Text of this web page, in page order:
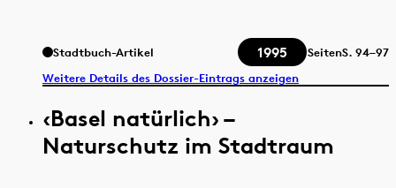
Stadtbuch-Artikel 1995 SeitenS. 94–97
Weitere Details des Dossier-Eintrags anzeigen
‹Basel natürlich› –
Naturschutz im Stadtraum